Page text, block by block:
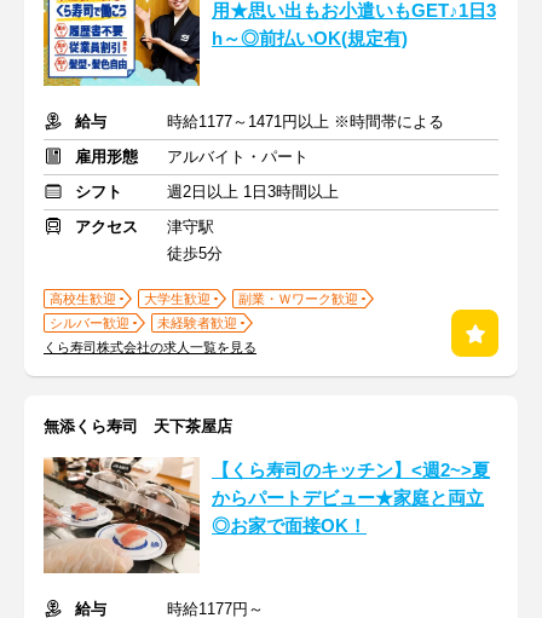
用★思い出もお小遣いもGET♪1日3
h～◎前払いOK(規定有)
給与
時給1177～1471円以上 ※時間帯による
雇用形態
アルバイト・パート
シフト
週2日以上 1日3時間以上
アクセス
津守駅
徒歩5分
高校生歓迎 大学生歓迎
副業・Ｗワーク歓迎
シルバー歓迎
未経験者歓迎
くら寿司株式会社の求人一覧を見る
無添くら寿司 天下茶屋店
【くら寿司のキッチン】<週2~>夏
からパートデビュー★家庭と両立
◎お家で面接OK！
給与 時給1177円～